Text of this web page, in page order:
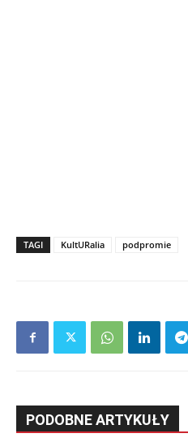
TAGI KultURalia podpromie
PODOBNE ARTYKUŁY